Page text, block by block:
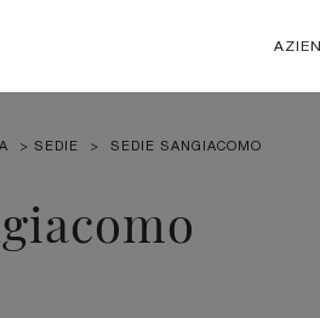
> SEDIE > SEDIE SANGIACOMO